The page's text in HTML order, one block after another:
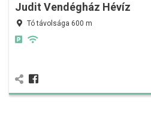
Judit Vendégház Hévíz
Tó távolsága 600 m